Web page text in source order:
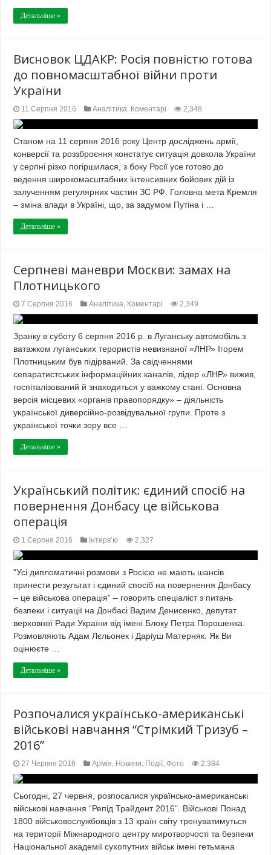
Детальніше »
Висновок ЦДАКР: Росія повністю готова
до повномасштабної війни проти
України
11 Серпня 2016 Аналітика, Коментарі 2,348
Станом на 11 серпня 2016 року Центр досліджень армії,
конверсії та роззброєння констатує ситуація довкола України
у серпні різко погіршилася, з боку Росії усе готово до
ведення широкомасштабних інтенсивних бойових дій із
залученням регулярних частин ЗС РФ. Головна мета Кремля
– зміна влади в Україні, що, за задумом Путіна і …
Детальніше »
Серпневі маневри Москви: замах на
Плотницького
7 Серпня 2016 Аналітика, Коментарі 2,349
Зранку в суботу 6 серпня 2016 р. в Луганську автомобіль з
ватажком луганських терористів невизнаної «ЛНР» Ігорем
Плотницьким був підірваний. За свідченнями
сепаратистських інформаційних каналів, лідер «ЛНР» вижив,
госпіталізований й знаходиться у важкому стані. Основна
версія місцевих «органів правопорядку» – діяльність
української диверсійно-розвідувальної групи. Проте з
української точки зору все …
Детальніше »
Український політик: єдиний спосіб на
повернення Донбасу це військова
операція
1 Серпня 2016 Інтерв’ю 2,327
“Усі дипломатичні розмови з Росією не мають шансів
принести результат і єдиний спосіб на повернення Донбасу
– це військова операція” – говорить спеціаліст з питань
безпеки і ситуації на Донбасі Вадим Денисенко, депутат
верховної Ради України від імені Блоку Петра Порошенка.
Розмовляють Адам Лєльонек і Даріуш Матерняк. Як Ви
оцінюєте …
Детальніше »
Розпочалися українсько-американські
військові навчання “Стрімкий Тризуб –
2016”
27 Червня 2016 Армія, Новини, Події,Фото 2,384
Сьогодні, 27 червня, розпосалися українсько-американські
військові навчання “Репід Трайдент 2016”. Військові Понад
1800 військовослужбовців з 13 країн світу тренуватимуться
на території Міжнародного центру миротворчості та безпеки
Національної академії сухопутних військ імені гетьмана